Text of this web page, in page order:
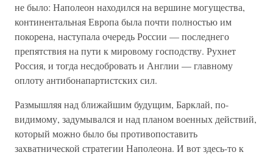
не было: Наполеон находился на вершине могущества,
континентальная Европа была почти полностью им
покорена, наступала очередь России — последнего
препятствия на пути к мировому господству. Рухнет
Россия, и тогда несдобровать и Англии — главному
оплоту антибонапартистских сил.
Размышляя над ближайшим будущим, Барклай, по-
видимому, задумывался и над планом военных действий,
который можно было бы противопоставить
захватнической стратегии Наполеона. И вот здесь-то к